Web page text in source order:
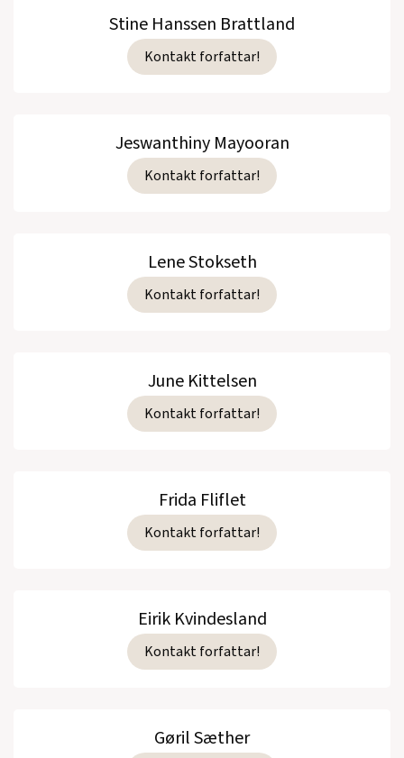
Stine Hanssen Brattland
Kontakt forfattar!
Jeswanthiny Mayooran
Kontakt forfattar!
Lene Stokseth
Kontakt forfattar!
June Kittelsen
Kontakt forfattar!
Frida Fliflet
Kontakt forfattar!
Eirik Kvindesland
Kontakt forfattar!
Gøril Sæther